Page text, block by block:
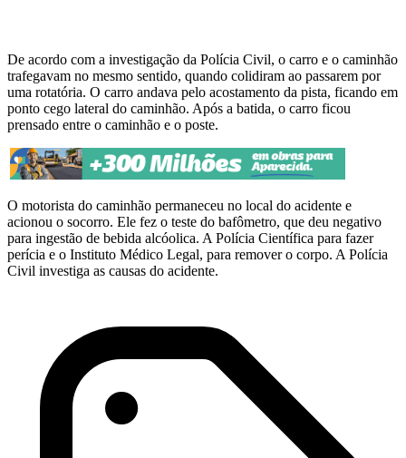
De acordo com a investigação da Polícia Civil, o carro e o caminhão
trafegavam no mesmo sentido, quando colidiram ao passarem por
uma rotatória. O carro andava pelo acostamento da pista, ficando em
ponto cego lateral do caminhão. Após a batida, o carro ficou
prensado entre o caminhão e o poste.
O motorista do caminhão permaneceu no local do acidente e
acionou o socorro. Ele fez o teste do bafômetro, que deu negativo
para ingestão de bebida alcóolica. A Polícia Científica para fazer
perícia e o Instituto Médico Legal, para remover o corpo. A Polícia
Civil investiga as causas do acidente.